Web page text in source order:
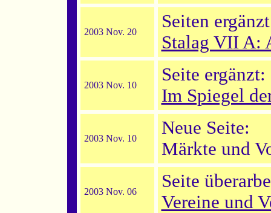
2003 Nov. 20
Seiten
Stalag VII A:
2003 Nov. 10
Seite ergänzt:
Im Spiegel
2003 Nov. 10
Neue Seite:
Märkte und
2003 Nov. 06
Seite
Vereine und